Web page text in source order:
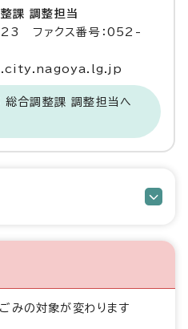
課 調整担当
ファクス番号：052-
合調整課 調整担当へ
みの対象が変わります